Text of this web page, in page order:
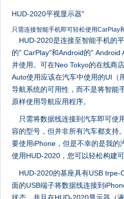
HUD-2020平视显示器"
只需连接智能手机即可轻松使用CarPlay
HUD-2020是连接至智能手机的
的" CarPlay"和Android的" Android
并使用。可在Neo Tokyo的在线商
Auto使用应该在汽车中使用的UI（
导航系统的可用性，而不是将智能
原样使用导航应用程序。
只需将数据线连接到汽车即可使
容的型号，但并非所有汽车都支持
要使用iPhone，但是不幸的是我的
使用HUD-2020，您可以轻松构建
HUD-2020的基座具有USB trpe-
面的USB端子将数据线连接到